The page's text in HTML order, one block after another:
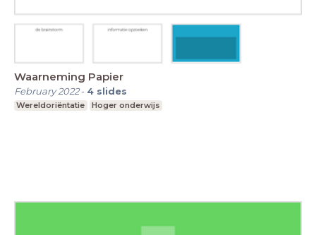
Waarneming Papier
February 2022- 4 slides
Wereldoriëntatie Hoger onderwijs